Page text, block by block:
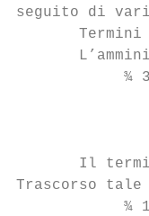
seguito di
Termini
¾
Il
Trascorso
¾